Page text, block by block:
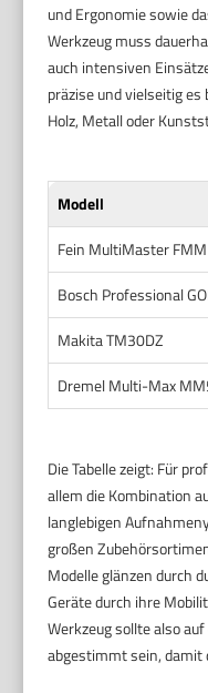
und Ergonomie sowie
Werkzeug muss
auch intensiven
präzise und vielseitig
Holz, Metall oder
Modell
Fein MultiMaster
Bosch Professional
Makita TM30DZ
Dremel Multi-Max
Die Tabelle zeigt: Für
allem die Kombination
langlebigen
großen
Modelle glänzen durch
Geräte durch ihre
Werkzeug sollte also
abgestimmt sein, damit